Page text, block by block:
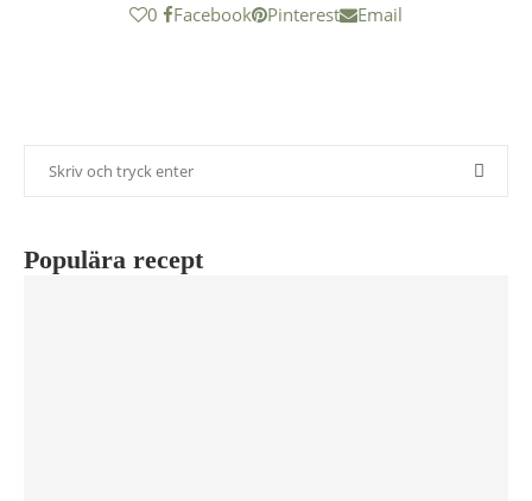
0
Facebook Pinterest Email
Populära recept